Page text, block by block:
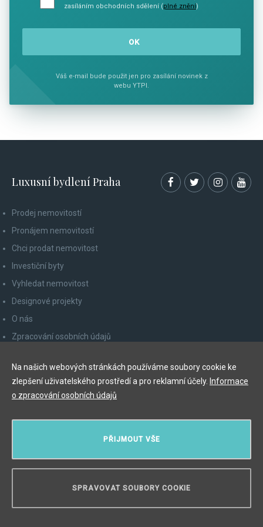
zasíláním obchodních sdělení (plné znění)
Váš e-mail bude použit jen pro zasílání novinek z
webu YTPI.
Luxusní bydlení Praha
Prodej nemovitostí
Pronájem nemovitostí
Chci prodat nemovitost
Investiční byty
Vyhledat nemovitost
Designové projekty
O nás
Zpracování osobních údajů
Odhlášení z newsletteru
Myslíková 245/3, 110 00 Praha 1
PŘIJMOUT VŠE
SPRAVOVAT SOUBORY COOKIE
Na našich webových stránkách používáme soubory cookie ke
zlepšení uživatelského prostředí a pro reklamní účely. Informace
o zpracování osobních údajů